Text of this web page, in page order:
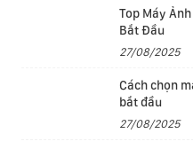
Top Máy
Bắt Đầu
27/08/2025
Cách chọn
bắt đầu
27/08/2025